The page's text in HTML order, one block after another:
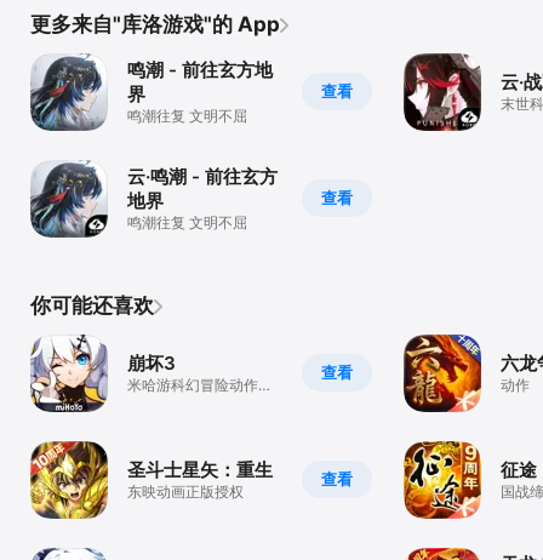
更多来自"库洛游戏"的 App
查看
鸣潮 - 前往玄方地
界
鸣潮往复 文明不屈
查看
云·鸣潮 - 前往玄方
地界
鸣潮往复 文明不屈
云·
末世
你可能还喜欢
查看
崩坏3
米哈游科幻冒险动作游
查看
圣斗士星矢：重生
东映动画正版授权
六龙
动作
征途
国战